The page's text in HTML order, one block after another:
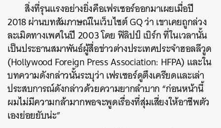
สิ่งที่รุนแรงอย่างยิ่งคือเฟรเซอร์ออกมาเผยเมื่อปี
2018 ผ่านบทสัมภาษณ์ในเว็บไซต์ GQ ว่า เขาเคยถูกล่วง
ละเมิดทางเพศในปี 2003 โดย ฟิลิปป์ เบิร์ก ที่ในเวลานั้น
เป็นประธานสมาพันธ์ผู้สื่อข่าวต่างประเทศประจำฮอลลีวูด
(Hollywood Foreign Press Association: HFPA) และใน
บทความดังกล่าวนั้นระบุว่า เฟรเซอร์ดูตึงเครียดและเล่า
ประสบการณ์ดังกล่าวด้วยความยากลำบาก “ก่อนหน้านี้
ผมไม่มีความกล้ามากพอจะพูดเรื่องที่สุ่มเสี่ยงให้อาชีพตัว
เองย่อยยับน่ะ”